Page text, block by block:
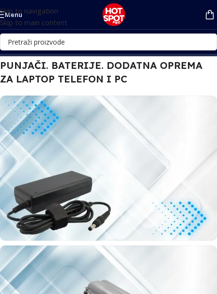
Skip to navigation
Skip to main content
Menu
PUNJAČI. BATERIJE. DODATNA OPREMA
ZA LAPTOP TELEFON I PC
Punjači
za laptop